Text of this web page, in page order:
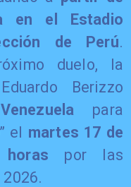
en el Estadio
de Perú.
duelo, la
Berizzo
Venezuela para
el martes 17 de
por las